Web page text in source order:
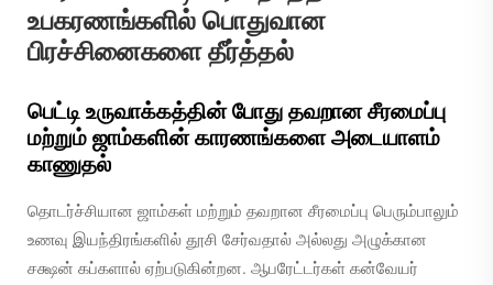
உபகரணங்களில் பொதுவான
பிரச்சினைகளை தீர்த்தல்
பெட்டி உருவாக்கத்தின் போது தவறான சீரமைப்பு
மற்றும் ஜாம்களின் காரணங்களை அடையாளம்
காணுதல்
தொடர்ச்சியான ஜாம்கள் மற்றும் தவறான சீரமைப்பு பெரும்பாலும்
உணவு இயந்திரங்களில் தூசி சேர்வதால் அல்லது அழுக்கான
சக்ஷன் கப்களால் ஏற்படுகின்றன. ஆபரேட்டர்கள் கன்வேயர்